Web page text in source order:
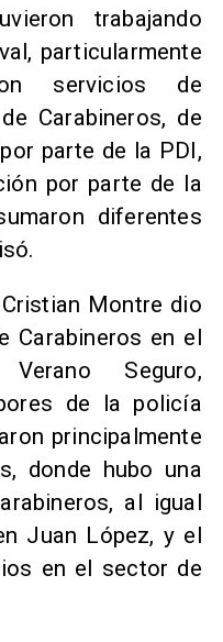
trabajando
particularmente
servicios de
Carabineros, de
parte de la PDI,
por parte de la
diferentes
Montre dio
Carabineros en el
Seguro,
de la policía
principalmente
donde hubo una
al igual
Juan López, y el
en el sector de